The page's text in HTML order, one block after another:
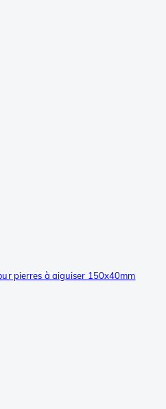
pierres à aiguiser 150x40mm